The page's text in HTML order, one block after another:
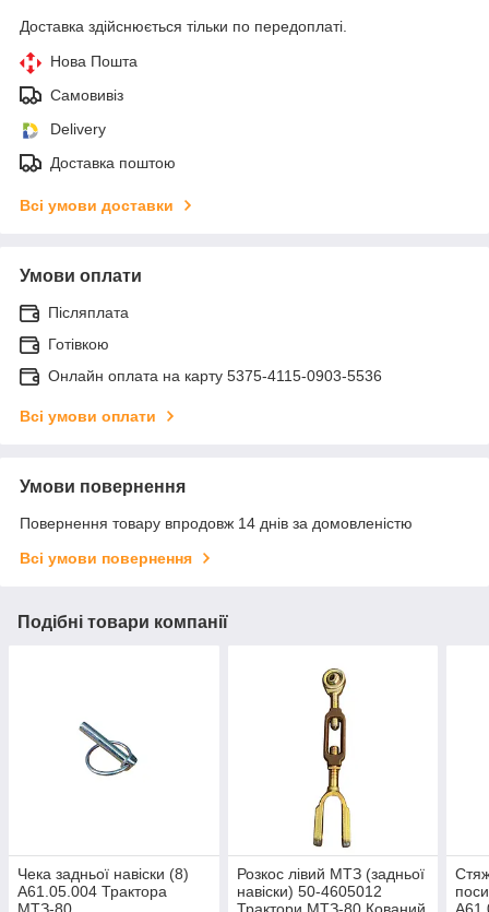
Доставка здійснюється тільки по передоплаті.
Нова Пошта
Самовивіз
Delivery
Доставка поштою
Всі умови доставки
Умови оплати
Післяплата
Готівкою
Онлайн оплата на карту 5375-4115-0903-5536
Всі умови оплати
Умови повернення
Повернення товару впродовж 14 днів за домовленістю
Всі умови повернення
Подібні товари компанії
Чека задньої навіски (8)
А61.05.004 Трактора
Розкос лівий МТЗ (задньої
навіски) 50-4605012